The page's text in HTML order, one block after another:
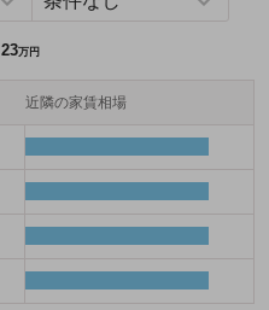
23万円
近隣の家賃相場